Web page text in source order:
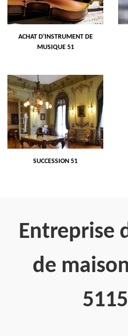
ACHAT D'INSTRUMENT DE
MUSIQUE 51
SUCCESSION 51
Entreprise
de